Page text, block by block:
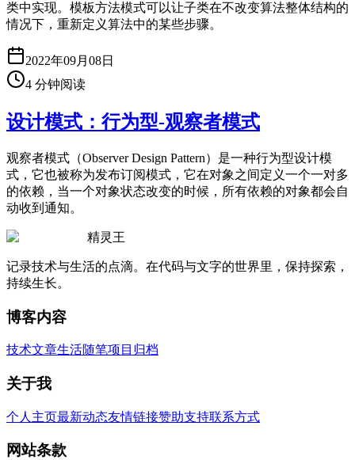
类中实现。模板方法模式可以让子类在不改变算法整体结构的
情况下，重新定义算法中的某些步骤。
2022年09月08日
4 分钟阅读
设计模式：行为型-观察者模式
观察者模式（Observer Design Pattern）是一种行为型设计模
式，它也被称为发布订阅模式，它在对象之间定义一个一对多
的依赖，当一个对象状态改变的时候，所有依赖的对象都会自
动收到通知。
精灵王
记录技术与生活的点滴。在代码与文字的世界里，保持探索，
持续生长。
博客内容
技术文章生活随笔项目归档
关于我
个人主页最新动态友情链接赞助支持联系方式
网站条款